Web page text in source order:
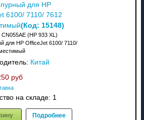
для HP
6100/ 7110/ 7612
(Код: 15148)
CN055AE (HP 933 XL)
для HP OfficeJet 6100/ 7110/
Китай
руб
на складе: 1
Подробнее